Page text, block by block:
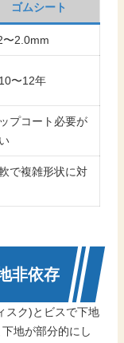
ゴムシート
〜2.0mm
〜12年
プコート必要が
で複雑形状に対
非依存
スク)とビスで下地
地が部分的にし